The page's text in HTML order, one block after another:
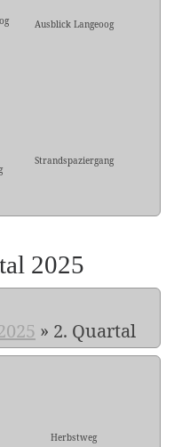
Ausblick Langeoog
Strandspaziergang
2025
» 2. Quartal
Herbstweg